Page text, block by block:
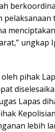
ungkap
pihak
Lapas
lebih